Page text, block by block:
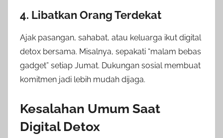
4. Libatkan Orang Terdekat
Ajak pasangan, sahabat, atau keluarga ikut digital
detox bersama. Misalnya, sepakati “malam bebas
gadget” setiap Jumat. Dukungan sosial membuat
komitmen jadi lebih mudah dijaga.
Kesalahan Umum Saat
Digital Detox